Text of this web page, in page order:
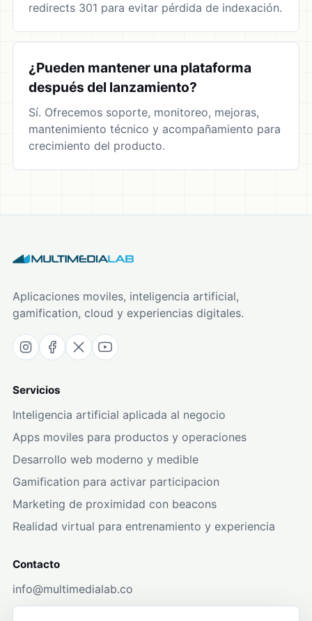
redirects 301 para evitar pérdida de indexación.
¿Pueden mantener una plataforma
después del lanzamiento?
Sí. Ofrecemos soporte, monitoreo, mejoras,
mantenimiento técnico y acompañamiento para
crecimiento del producto.
Aplicaciones moviles, inteligencia artificial,
gamification, cloud y experiencias digitales.
Servicios
Inteligencia artificial aplicada al negocio
Apps moviles para productos y operaciones
Desarrollo web moderno y medible
Gamification para activar participacion
Marketing de proximidad con beacons
Realidad virtual para entrenamiento y experiencia
Contacto
info@multimedialab.co
+57 304 247 5269